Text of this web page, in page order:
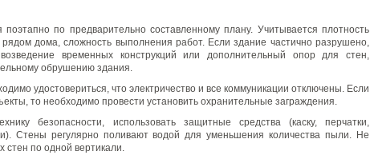
по предварительно составленному плану. Учитывается плотность
дома, сложность выполнения работ. Если здание частично разрушено,
временных конструкций или дополнительный опор для стен,
обрушению здания.
удостовериться, что электричество и все коммуникации отключены. Если
то необходимо провести установить охранительные заграждения.
безопасности, использовать защитные средства (каску, перчатки,
Стены регулярно поливают водой для уменьшения количества пыли. Не
стен по одной вертикали.